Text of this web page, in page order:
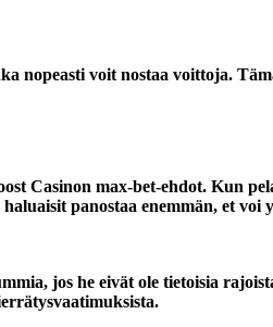
nopeasti voit nostaa voittoja.
Casinon max-bet-ehdot. Kun
panostaa enemmän, et
jos he eivät ole tietoisia